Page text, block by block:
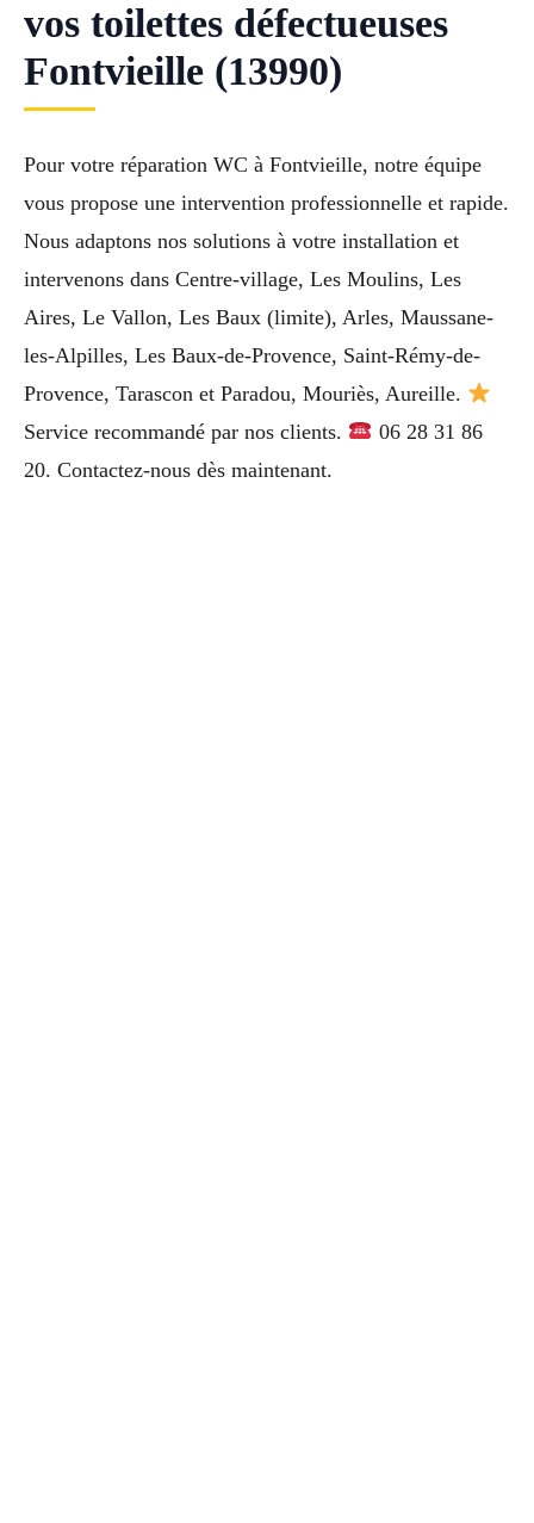
vos toilettes défectueuses
Fontvieille (13990)
Pour votre réparation WC à Fontvieille, notre équipe
vous propose une intervention professionnelle et rapide.
Nous adaptons nos solutions à votre installation et
intervenons dans Centre-village, Les Moulins, Les
Aires, Le Vallon, Les Baux (limite), Arles, Maussane-
les-Alpilles, Les Baux-de-Provence, Saint-Rémy-de-
Provence, Tarascon et Paradou, Mouriès, Aureille.
Service recommandé par nos clients.
06 28 31 86
20. Contactez-nous dès maintenant.